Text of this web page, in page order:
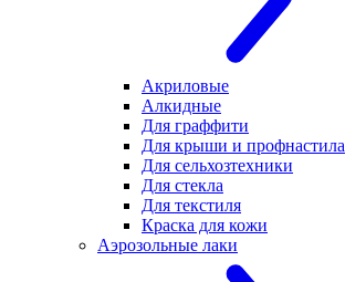
Акриловые
Алкидные
Для граффити
Для крыши и профнастила
Для сельхозтехники
Для стекла
Для текстиля
Краска для кожи
Аэрозольные лаки